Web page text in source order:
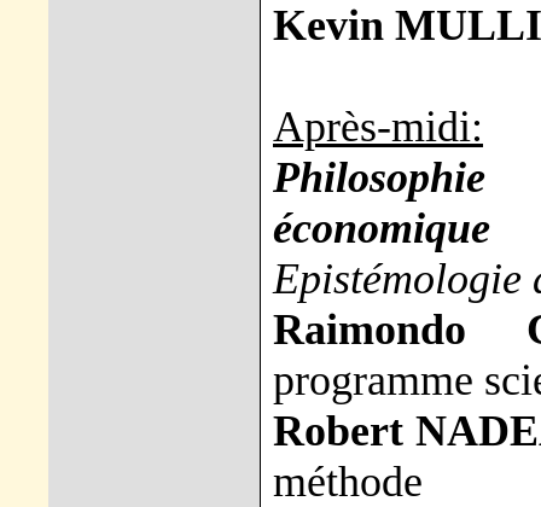
Kevin
Après-midi:
économique
Epistémologie
Raimondo
programme
Robert
méthode